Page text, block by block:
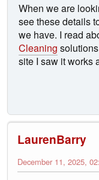
When we are
see these details
we have. I read
Cleaning
site I saw it works
LaurenBarry
December 11, 2025,